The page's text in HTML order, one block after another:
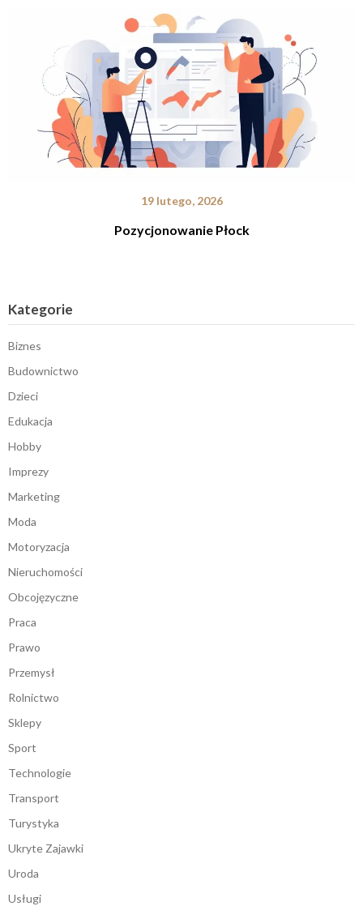
19 lutego, 2026
Pozycjonowanie Płock
Kategorie
Biznes
Budownictwo
Dzieci
Edukacja
Hobby
Imprezy
Marketing
Moda
Motoryzacja
Nieruchomości
Obcojęzyczne
Praca
Prawo
Przemysł
Rolnictwo
Sklepy
Sport
Technologie
Transport
Turystyka
Ukryte Zajawki
Uroda
Usługi